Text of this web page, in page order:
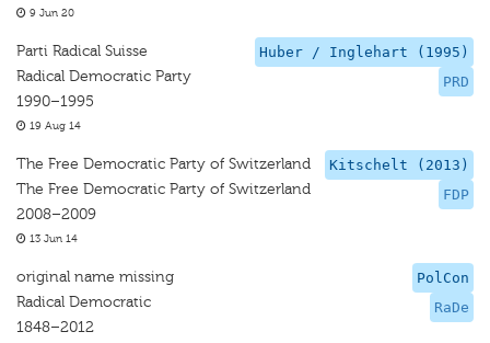
9 Jun 20
Huber / Inglehart (1995)
PRD
Parti Radical Suisse
Radical Democratic Party
1990–1995
19 Aug 14
Kitschelt (2013)
FDP
The Free Democratic Party of Switzerland
The Free Democratic Party of Switzerland
2008–2009
13 Jun 14
PolCon
RaDe
original name missing
Radical Democratic
1848–2012